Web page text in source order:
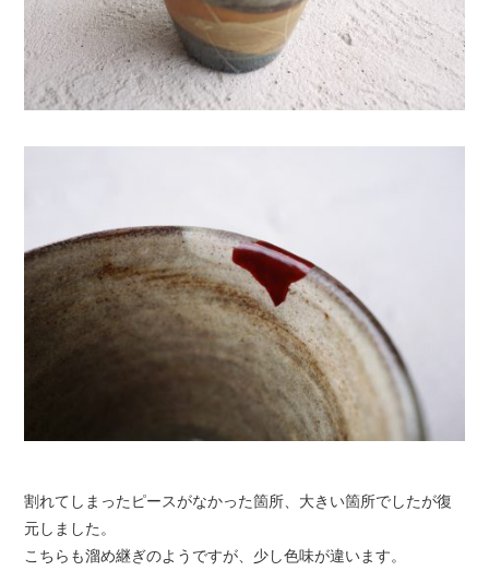
割れてしまったピースがなかった箇所、大きい箇所でしたが復
元しました。
こちらも溜め継ぎのようですが、少し色味が違います。